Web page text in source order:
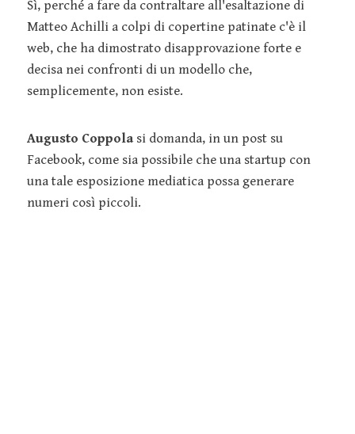
Sì, perché a fare da contraltare all'esaltazione di
Matteo Achilli a colpi di copertine patinate c'è il
web, che ha dimostrato disapprovazione forte e
decisa nei confronti di un modello che,
semplicemente, non esiste.
Augusto Coppolasi domanda, in un post su
Facebook, come sia possibile che una startup con
una tale esposizione mediatica possa generare
numeri così piccoli.